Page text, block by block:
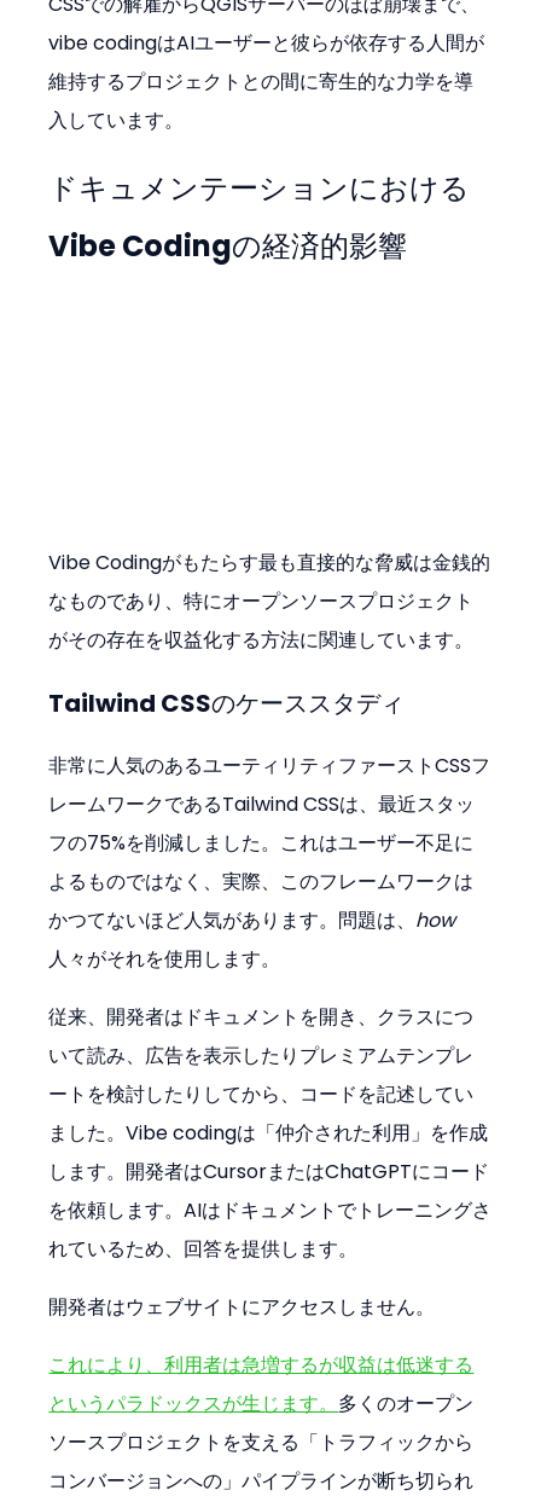
vibe codingはAIユーザーと彼らが依存する人間が
維持するプロジェクトとの間に寄生的な力学を導
入しています。
ドキュメンテーションにおける
Vibe Codingの経済的影響
Vibe Codingがもたらす最も直接的な脅威は金銭的
なものであり、特にオープンソースプロジェクト
がその存在を収益化する方法に関連しています。
Tailwind CSSのケーススタディ
非常に人気のあるユーティリティファーストCSSフ
レームワークであるTailwind CSSは、最近スタッ
フの75%を削減しました。これはユーザー不足に
よるものではなく、実際、このフレームワークは
かつてないほど人気があります。問題は、 how
人々がそれを使用します。
従来、開発者はドキュメントを開き、クラスにつ
いて読み、広告を表示したりプレミアムテンプレ
ートを検討したりしてから、コードを記述してい
ました。Vibe codingは「仲介された利用」を作成
します。開発者はCursorまたはChatGPTにコード
を依頼します。AIはドキュメントでトレーニングさ
れているため、回答を提供します。
開発者はウェブサイトにアクセスしません。
これにより、利用者は急増するが収益は低迷する
というパラドックスが生じます。 多くのオープン
ソースプロジェクトを支える「トラフィックから
コンバージョンへの」パイプラインが断ち切られ